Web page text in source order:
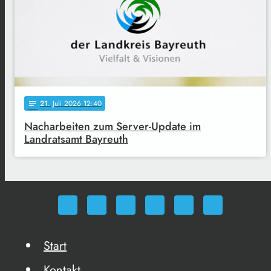
notes 21. Juli 2026 12:40
Nacharbeiten zum Server-Update im
Landratsamt Bayreuth
Start